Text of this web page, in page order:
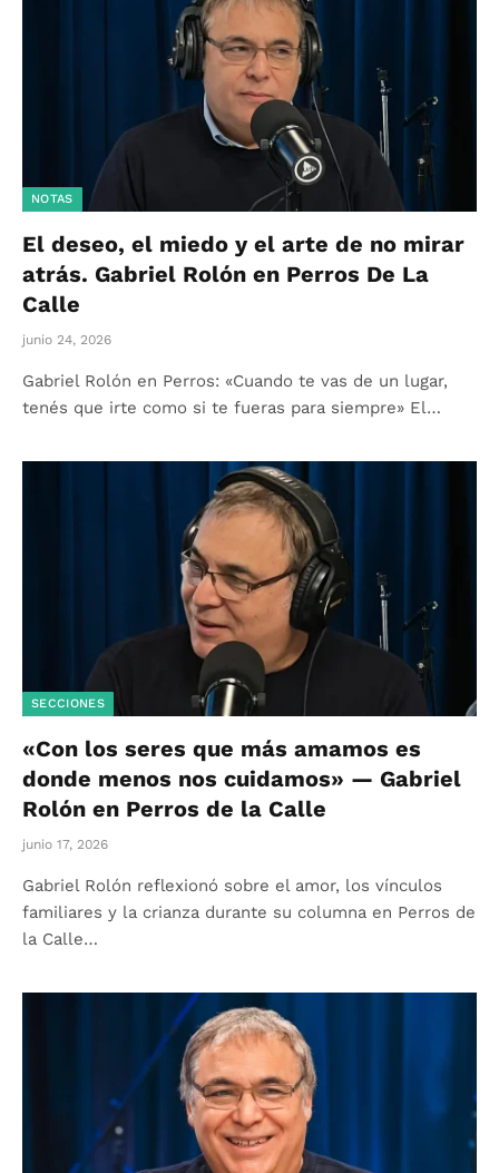
NOTAS
El deseo, el miedo y el arte de no mirar
atrás. Gabriel Rolón en Perros De La
Calle
junio 24, 2026
Gabriel Rolón en Perros: «Cuando te vas de un lugar,
tenés que irte como si te fueras para siempre» El…
SECCIONES
«Con los seres que más amamos es
donde menos nos cuidamos» — Gabriel
Rolón en Perros de la Calle
junio 17, 2026
Gabriel Rolón reflexionó sobre el amor, los vínculos
familiares y la crianza durante su columna en Perros de
la Calle…